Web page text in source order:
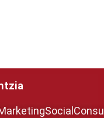
Social